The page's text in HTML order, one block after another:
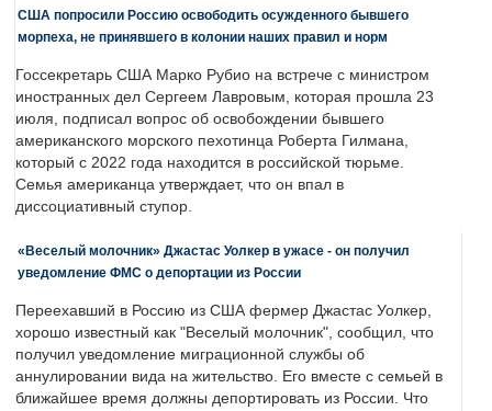
США попросили Россию освободить осужденного бывшего
морпеха, не принявшего в колонии наших правил и норм
Госсекретарь США Марко Рубио на встрече с министром
иностранных дел Сергеем Лавровым, которая прошла 23
июля, подписал вопрос об освобождении бывшего
американского морского пехотинца Роберта Гилмана,
который с 2022 года находится в российской тюрьме.
Семья американца утверждает, что он впал в
диссоциативный ступор.
«Веселый молочник» Джастас Уолкер в ужасе - он получил
уведомление ФМС о депортации из России
Переехавший в Россию из США фермер Джастас Уолкер,
хорошо известный как "Веселый молочник", сообщил, что
получил уведомление миграционной службы об
аннулировании вида на жительство. Его вместе с семьей в
ближайшее время должны депортировать из России. Что